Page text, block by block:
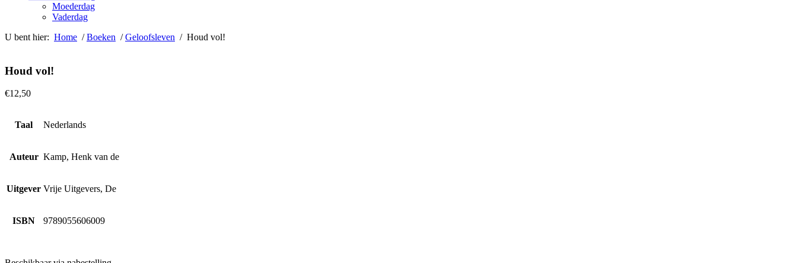
Moederdag
Vaderdag
U bent hier: Home /Boeken /Geloofsleven / Houd vol!
Houd vol!
€12,50
Taal Nederlands
Auteur Kamp, Henk van de
Uitgever Vrije Uitgevers, De
ISBN 9789055606009